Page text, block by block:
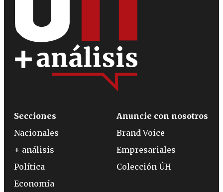
Secciones
Nacionales
+ análisis
Política
Economía
Anuncie con nosotros
Brand Voice
Empresariales
Colección ÚH